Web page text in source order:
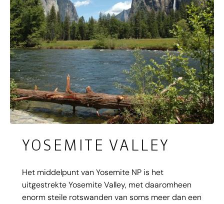
YOSEMITE VALLEY
Het middelpunt van Yosemite NP is het
uitgestrekte Yosemite Valley, met daaromheen
enorm steile rotswanden van soms meer dan een